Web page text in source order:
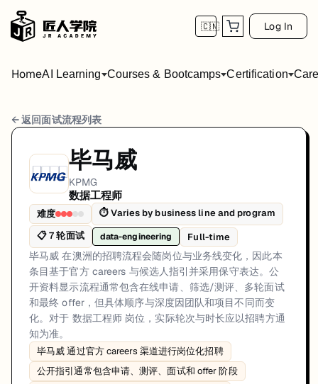
🇨🇳 Log In
HomeAI Learning Courses & Bootcamps Certification
KPMG 数据工程师 面试流程
岗位方向: data-engineering
毕马威 在澳洲的招聘流程会随岗位与业务线变化，因此本条目基于官
KPMG的数据工程师面试共7轮，以下是每轮面试的详细流程和准备建议
第1轮 (Varies): 通过 毕马威 官方 careers 渠道投递澳洲 数据工
面试亮点: KPMG uses official careers channels with role-
标签: KPMG, Australia, Data Engineer, Consulting, Official Careers
← 返回面试流程列表
毕马威
KPMG
数据工程师
难度 ⏱Varies by business line and program
📋7轮面试 data-engineering Full-time
毕马威 在澳洲的招聘流程会随岗位与业务线变化，因此本
条目基于官方 careers 与候选人指引并采用保守表达。公
开资料显示流程通常包含在线申请、筛选/测评、多轮面试
和最终 offer，但具体顺序与深度因团队和项目不同而变
化。对于 数据工程师 岗位，实际轮次与时长应以招聘方通
知为准。
毕马威 通过官方 careers 渠道进行岗位化招聘
公开指引通常包含申请、测评、面试和 offer 阶段